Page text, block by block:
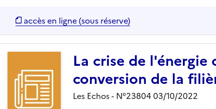
accès en ligne (sous réserve)
La crise de
conversion de la
Les Echos - N°23804 03/10/2022